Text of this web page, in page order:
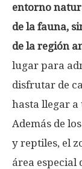
entorno
de la fauna,
de la región
lugar para
disfrutar de
hasta llegar a
Además de
y reptiles, el
área especial